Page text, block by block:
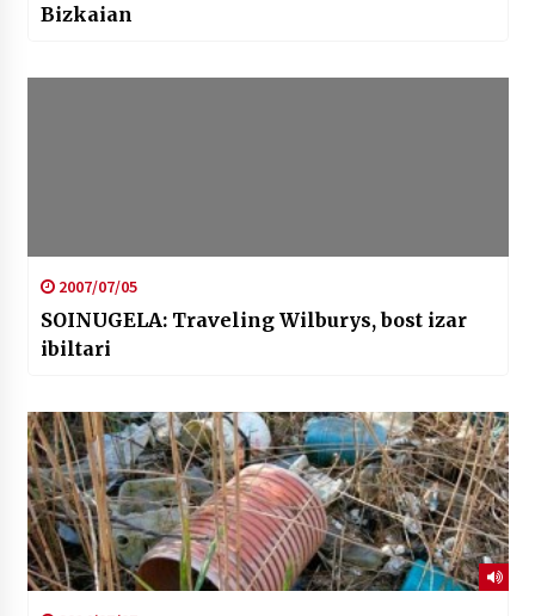
Bizkaian
2007/07/05
SOINUGELA: Traveling Wilburys, bost izar
ibiltari